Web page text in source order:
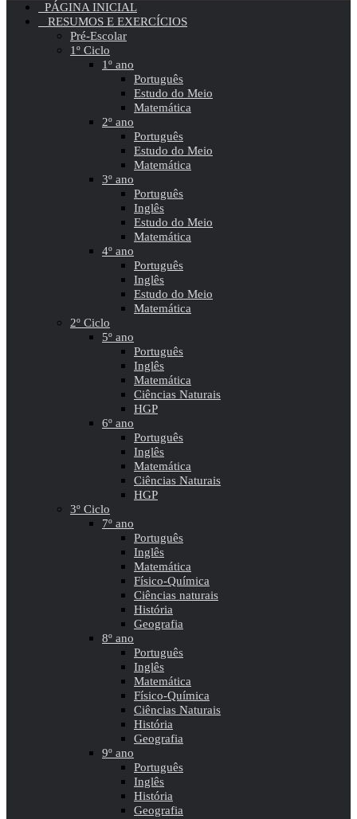
PÁGINA INICIAL
RESUMOS E EXERCÍCIOS
Pré-Escolar
1º Ciclo
1º ano
Português
Estudo do Meio
Matemática
2º ano
Português
Estudo do Meio
Matemática
3º ano
Português
Inglês
Estudo do Meio
Matemática
4º ano
Português
Inglês
Estudo do Meio
Matemática
2º Ciclo
5º ano
Português
Inglês
Matemática
Ciências Naturais
HGP
6º ano
Português
Inglês
Matemática
Ciências Naturais
HGP
3º Ciclo
7º ano
Português
Inglês
Matemática
Físico-Química
Ciências naturais
História
Geografia
8º ano
Português
Inglês
Matemática
Físico-Química
Ciências Naturais
História
Geografia
9º ano
Português
Inglês
História
Geografia